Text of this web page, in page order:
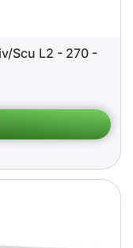
Scu L2 - 270 -